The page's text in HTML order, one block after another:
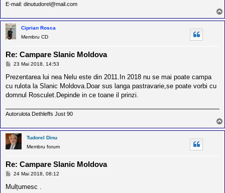
E-mail: dinutudorel@mail.com
Ciprian Rosca
Membru CD
Re: Campare Slanic Moldova
M
s
j
23 Mai 2018, 14:53
Prezentarea lui nea Nelu este din 2011.In 2018 nu se mai poate campa
cu rulota la Slanic Moldova.Doar sus langa pastravarie,se poate vorbi cu
domnul Rosculet.Depinde in ce toane il prinzi.
Autorulota Dethleffs Just 90
Tudorel Dinu
Membru forum
Re: Campare Slanic Moldova
M
s
24 Mai 2018, 08:12
Mulțumesc .